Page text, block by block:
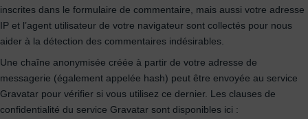
inscrites dans le formulaire de commentaire, mais aussi votre adresse
IP et l’agent utilisateur de votre navigateur sont collectés pour nous
aider à la détection des commentaires indésirables.
Une chaîne anonymisée créée à partir de votre adresse de
messagerie (également appelée hash) peut être envoyée au service
Gravatar pour vérifier si vous utilisez ce dernier. Les clauses de
confidentialité du service Gravatar sont disponibles ici :